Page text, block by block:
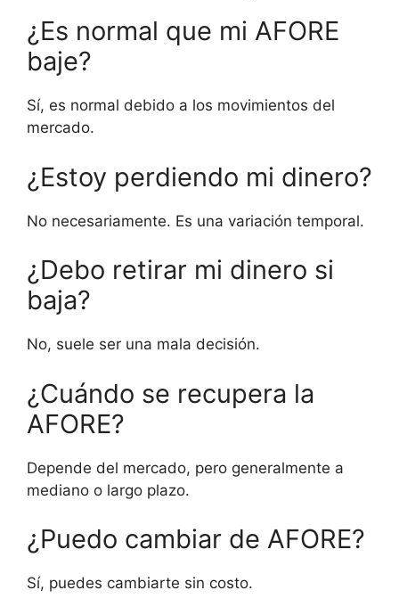
¿Es normal que mi AFORE
baje?
Sí, es normal debido a los movimientos del
mercado.
¿Estoy perdiendo mi dinero?
No necesariamente. Es una variación temporal.
¿Debo retirar mi dinero si
baja?
No, suele ser una mala decisión.
¿Cuándo se recupera la
AFORE?
Depende del mercado, pero generalmente a
mediano o largo plazo.
¿Puedo cambiar de AFORE?
Sí, puedes cambiarte sin costo.